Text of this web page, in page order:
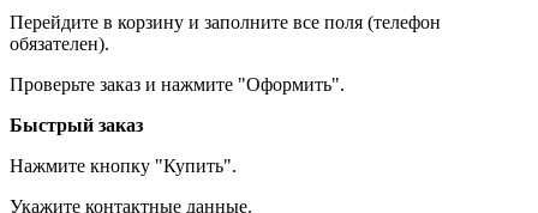
Перейдите в корзину и заполните все поля (телефон
обязателен).
Проверьте заказ и нажмите "Оформить".
Быстрый заказ
Нажмите кнопку "Купить".
Укажите контактные данные.